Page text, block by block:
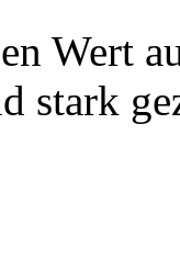
Wert
stark